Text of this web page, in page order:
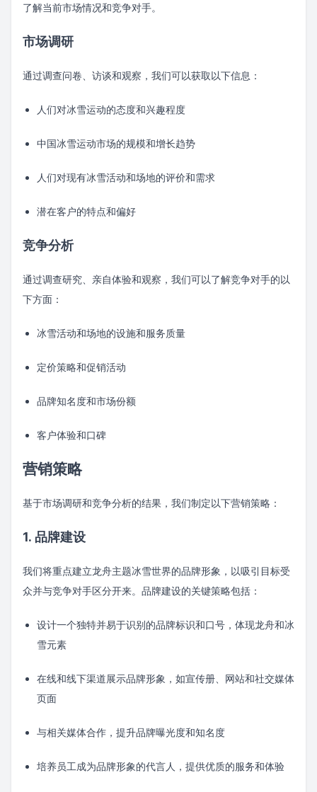
了解当前市场情况和竞争对手。
市场调研
通过调查问卷、访谈和观察，我们可以获取以下信息：
人们对冰雪运动的态度和兴趣程度
中国冰雪运动市场的规模和增长趋势
人们对现有冰雪活动和场地的评价和需求
潜在客户的特点和偏好
竞争分析
通过调查研究、亲自体验和观察，我们可以了解竞争对手的以
下方面：
冰雪活动和场地的设施和服务质量
定价策略和促销活动
品牌知名度和市场份额
客户体验和口碑
营销策略
基于市场调研和竞争分析的结果，我们制定以下营销策略：
1. 品牌建设
我们将重点建立龙舟主题冰雪世界的品牌形象，以吸引目标受
众并与竞争对手区分开来。品牌建设的关键策略包括：
设计一个独特并易于识别的品牌标识和口号，体现龙舟和冰
雪元素
在线和线下渠道展示品牌形象，如宣传册、网站和社交媒体
页面
与相关媒体合作，提升品牌曝光度和知名度
培养员工成为品牌形象的代言人，提供优质的服务和体验